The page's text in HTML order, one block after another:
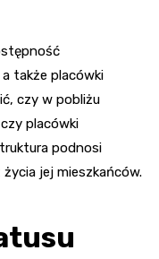
także placówki
czy w pobliżu
placówki
podnosi
jej mieszkańców.